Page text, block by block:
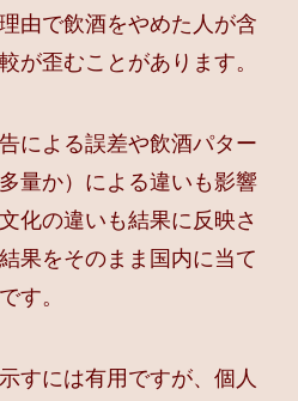
由で飲酒をやめた人が含
が歪むことがあります。
による誤差や飲酒パター
量か）による違いも影響
化の違いも結果に反映さ
果をそのまま国内に当て
す。
すには有用ですが、個人